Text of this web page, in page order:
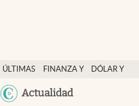
ÚLTIMAS
NOTICIAS
FINANZA Y
DÓLAR Y
Actualidad
Salud y nutrición
Vida espiritual